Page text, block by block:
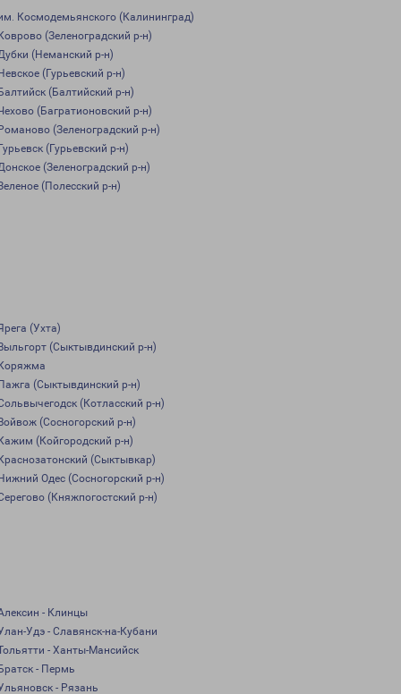
Космодемьянского (Калининград)
(Зеленоградский р-н)
(Неманский р-н)
(Гурьевский р-н)
(Балтийский р-н)
(Багратионовский р-н)
(Зеленоградский р-н)
(Гурьевский р-н)
(Зеленоградский р-н)
(Полесский р-н)
(Ухта)
(Сыктывдинский р-н)
(Сыктывдинский р-н)
(Котласский р-н)
(Сосногорский р-н)
(Койгородский р-н)
(Сыктывкар)
Одес (Сосногорский р-н)
(Княжпогостский р-н)
- Клинцы
Удэ - Славянск-на-Кубани
- Ханты-Мансийск
- Пермь
- Рязань